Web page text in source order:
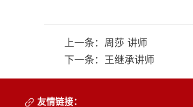
上一条： 周莎 讲师
下一条： 王继承讲师
友情链接：